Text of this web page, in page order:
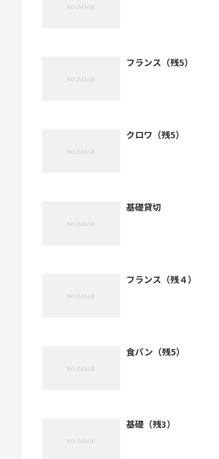
フランス（残5）
クロワ（残5）
基礎貸切
フランス（残４）
食パン（残5）
基礎（残3）